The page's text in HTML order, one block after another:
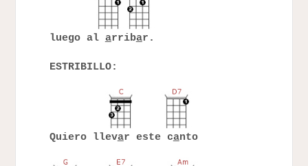
luego al arribar.
ESTRIBILLO:
Quiero llevar este canto